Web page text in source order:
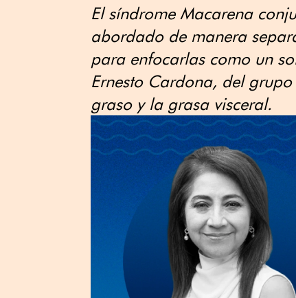
El síndrome Macarena
abordado de manera
para enfocarlas como un
Ernesto Cardona, del
graso y la grasa visceral.